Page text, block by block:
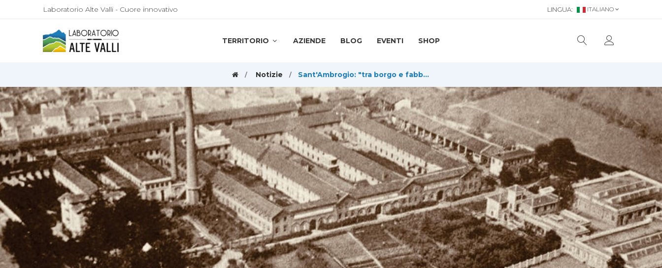
Laboratorio Alte Valli - Cuore innovativo LINGUA: ITALIANO
TERRITORIO AZIENDE BLOG EVENTI SHOP
Notizie Sant'Ambrogio: "tra borgo e fabbrica", una storia d'amore